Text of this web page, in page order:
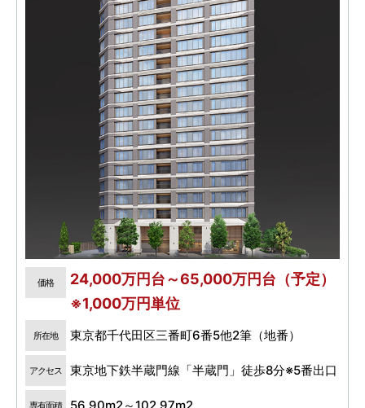
価格
24,000万円台～65,000万円台（予定）
※1,000万円単位
所在地 東京都千代田区三番町6番5他2筆（地番）
アクセス 東京地下鉄半蔵門線「半蔵門」徒歩8分※5番出口
専有面積